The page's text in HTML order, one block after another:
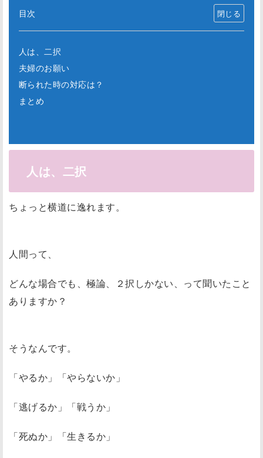
目次
人は、二択
夫婦のお願い
断られた時の対応は？
まとめ
人は、二択
ちょっと横道に逸れます。
人間って、
どんな場合でも、極論、２択しかない、って聞いたこと
ありますか？
そうなんです。
「やるか」「やらないか」
「逃げるか」「戦うか」
「死ぬか」「生きるか」